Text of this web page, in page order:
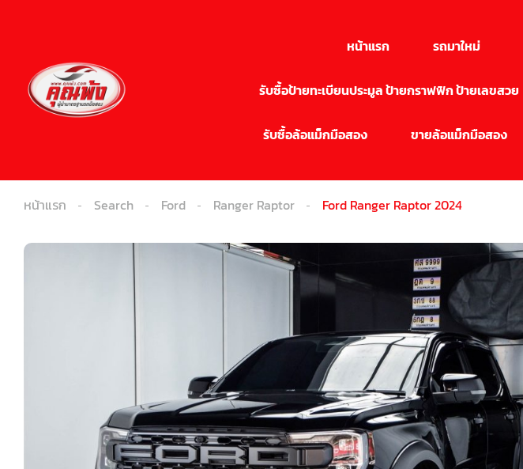
หน้าแรก รถมาใหม่
รับซื้อป้ายทะเบียนประมูล ป้ายกราฟฟิก ป้ายเลขสวย
รับซื้อล้อแม็กมือสอง ขายล้อแม็กมือสอง
หน้าแรก Search Ford Ranger Raptor Ford Ranger Raptor 2024